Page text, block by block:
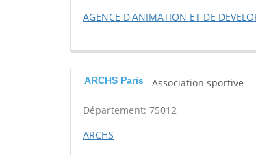
AGENCE D'ANIMATION ET DE
ARCHS Paris Association sportive
Département: 75012
ARCHS